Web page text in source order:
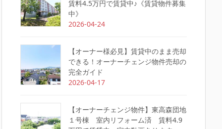
賃料4.5万円で賃貸中♪《賃貸物件募集
中》
2026-04-24
【オーナー様必見】賃貸中のまま売却
できる！オーナーチェンジ物件売却の
完全ガイド
2026-04-17
【オーナーチェンジ物件】東高森団地
１号棟 室内リフォーム済 賃料4.9